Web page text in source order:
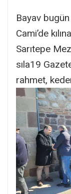
Bayav
Cami’de
Sarıtepe
sıla19
rahmet,